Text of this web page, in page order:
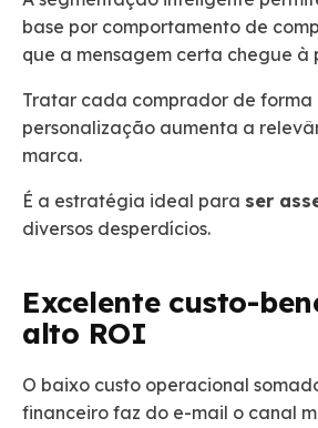
base por comportamento de
que a mensagem certa chegue à
Tratar cada comprador de
personalização aumenta a
marca.
É a estratégia ideal para ser
diversos desperdícios.
Excelente custo-
alto ROI
O baixo custo operacional
financeiro faz do e-mail o canal